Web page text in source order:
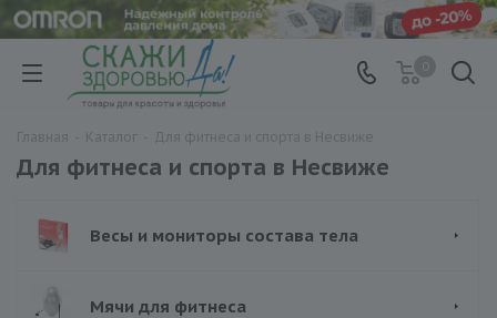
Для фитнеса и спорта в Несвиже
Весы и мониторы состава тела
Мячи для фитнеса